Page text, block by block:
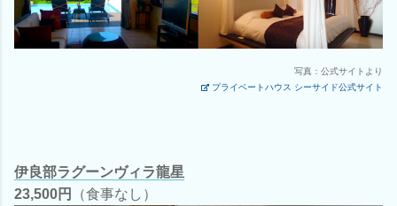
写真：公式サイトより
プライベートハウス シーサイド公式サイト
伊良部ラグーンヴィラ龍星
23,500円
（食事なし）